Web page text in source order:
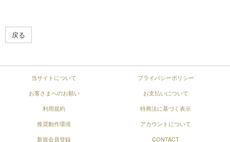
戻る
当サイトについて
プライバシーポリシー
お客さまへのお願い
お支払いについて
利用規約
特商法に基づく表示
推奨動作環境
アカウントについて
新規会員登録
CONTACT